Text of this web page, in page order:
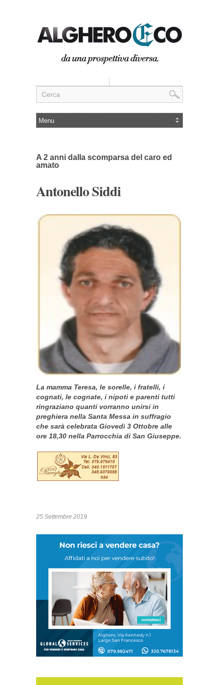
A 2 anni dalla scomparsa del caro ed
amato
Antonello Siddi
La mamma Teresa, le sorelle, i fratelli, i
cognati, le cognate, i nipoti e parenti tutti
ringraziano quanti vorranno unirsi in
preghiera nella Santa Messa in suffragio
che sarà celebrata Giovedì 3 Ottobre alle
ore 18,30 nella Parrocchia di San Giuseppe.
25 Settembre 2019